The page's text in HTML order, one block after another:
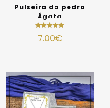
Pulseira da pedra
Ágata
5.00
7.00€